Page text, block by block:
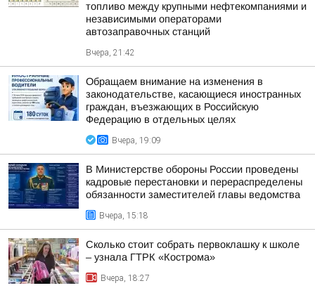
топливо между крупными нефтекомпаниями и
независимыми операторами
автозаправочных станций
Вчера, 21:42
Обращаем внимание на изменения в
законодательстве, касающиеся иностранных
граждан, въезжающих в Российскую
Федерацию в отдельных целях
Вчера, 19:09
В Министерстве обороны России проведены
кадровые перестановки и перераспределены
обязанности заместителей главы ведомства
Вчера, 15:18
Сколько стоит собрать первоклашку к школе
– узнала ГТРК «Кострома»
Вчера, 18:27